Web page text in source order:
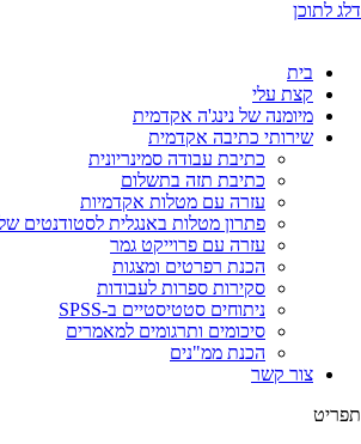
דלג לתוכן
בית
קצת עלי
מיומנה של נינג'ה אקדמית
שירותי כתיבה אקדמית
כתיבת עבודה סמינריונית
כתיבת תזה בתשלום
עזרה עם מטלות אקדמיות
פתרון מטלות באנגלית לסטודנטים
עזרה עם פרוייקט גמר
הכנת רפרטים ומצגות
סקירות ספרות לעבודות
ניתוחים סטטיסטיים ב-SPSS
סיכומים ותרגומים למאמרים
הכנת ממ"נים
צור קשר
תפריט